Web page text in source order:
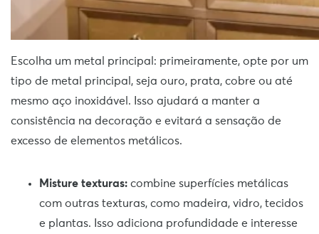
Escolha um metal principal: primeiramente, opte por um
tipo de metal principal, seja ouro, prata, cobre ou até
mesmo aço inoxidável. Isso ajudará a manter a
consistência na decoração e evitará a sensação de
excesso de elementos metálicos.
Misture texturas: combine superfícies metálicas
com outras texturas, como madeira, vidro, tecidos
e plantas. Isso adiciona profundidade e interesse